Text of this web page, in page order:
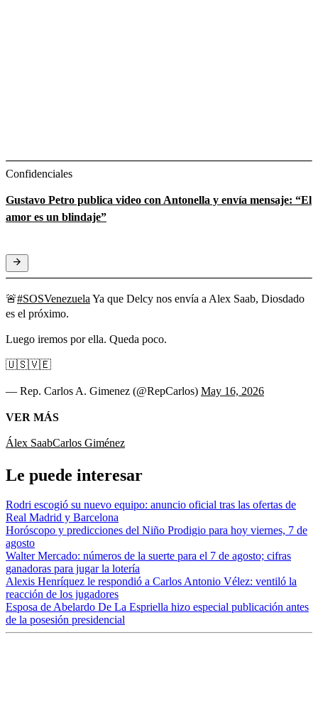
Confidenciales
Gustavo Petro publica video con Antonella y envía mensaje: “El
amor es un blindaje”
🚨#SOSVenezuela Ya que Delcy nos envía a Alex Saab, Diosdado
es el próximo.
Luego iremos por ella. Queda poco.
🇺🇸🇻🇪
— Rep. Carlos A. Gimenez (@RepCarlos) May 16, 2026
VER MÁS
Álex SaabCarlos Giménez
Le puede interesar
Rodri escogió su nuevo equipo: anuncio oficial tras las ofertas de
Real Madrid y Barcelona
Horóscopo y predicciones del Niño Prodigio para hoy viernes, 7 de
agosto
Walter Mercado: números de la suerte para el 7 de agosto; cifras
ganadoras para jugar la lotería
Alexis Henríquez le respondió a Carlos Antonio Vélez: ventiló la
reacción de los jugadores
Esposa de Abelardo De La Espriella hizo especial publicación antes
de la posesión presidencial